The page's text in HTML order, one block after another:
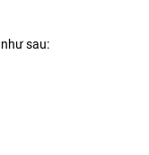
sau: